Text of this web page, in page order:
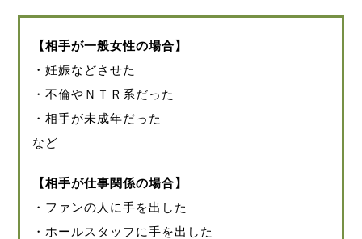
【相手が一般女性の場合】
・妊娠などさせた
・不倫やＮＴＲ系だった
・相手が未成年だった
など
【相手が仕事関係の場合】
・ファンの人に手を出した
・ホールスタッフに手を出した